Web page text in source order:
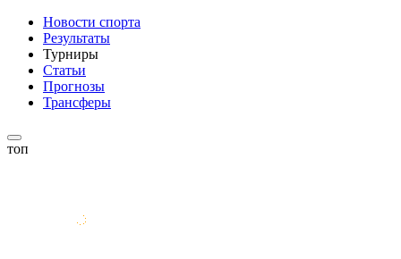
Новости спорта
Результаты
Турниры
Статьи
Прогнозы
Трансферы
топ